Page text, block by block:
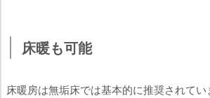
床暖も可能
床暖房は無垢床では基本的に推奨されてい